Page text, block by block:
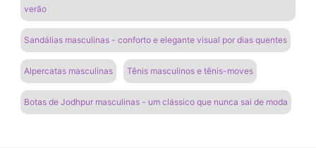
verão
Sandálias masculinas - conforto e elegante visual por dias quentes
Alpercatas masculinas Tênis masculinos e tênis-moves
Botas de Jodhpur masculinas - um clássico que nunca sai de moda